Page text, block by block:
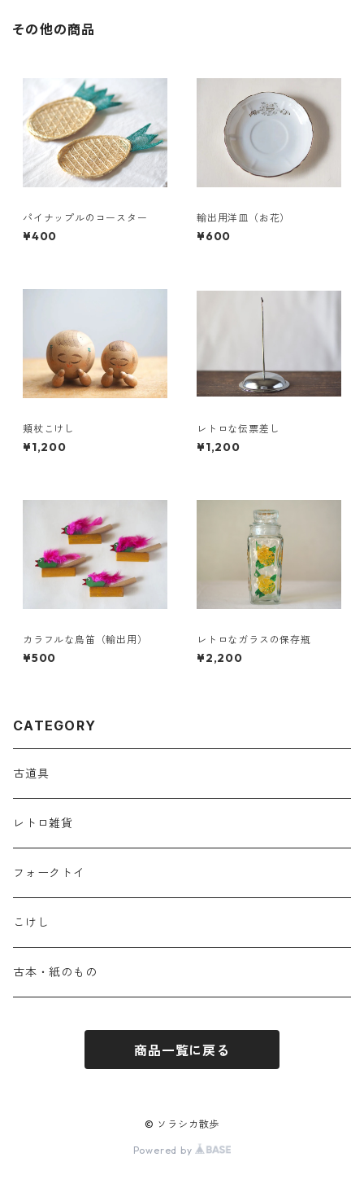
その他の商品
パイナップルのコースター
¥400
輸出用洋皿（お花）
¥600
頬杖こけし
¥1,200
レトロな伝票差し
¥1,200
カラフルな鳥笛（輸出用）
¥500
レトロなガラスの保存瓶
¥2,200
CATEGORY
古道具
レトロ雑貨
フォークトイ
こけし
古本・紙のもの
商品一覧に戻る
© ソラシカ散歩
Powered by